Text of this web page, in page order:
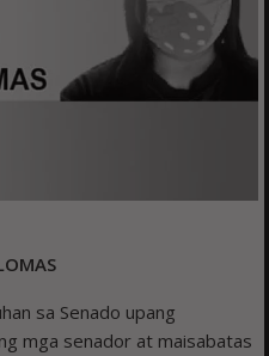
sa Senado upang
mga senador at maisabatas